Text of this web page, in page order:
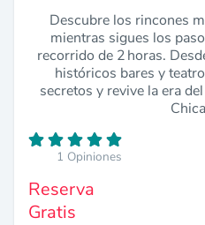
Descubre los rincones
mientras sigues los
recorrido de 2 horas.
históricos bares y
secretos y revive la era
1 Opiniones
Reserva
Gratis